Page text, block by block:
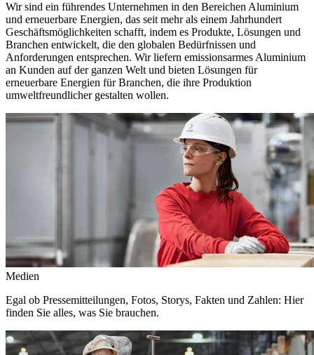
Wir sind ein führendes Unternehmen in den Bereichen Aluminium
und erneuerbare Energien, das seit mehr als einem Jahrhundert
Geschäftsmöglichkeiten schafft, indem es Produkte, Lösungen und
Branchen entwickelt, die den globalen Bedürfnissen und
Anforderungen entsprechen. Wir liefern emissionsarmes Aluminium
an Kunden auf der ganzen Welt und bieten Lösungen für
erneuerbare Energien für Branchen, die ihre Produktion
umweltfreundlicher gestalten wollen.
Medien
Egal ob Pressemitteilungen, Fotos, Storys, Fakten und Zahlen: Hier
finden Sie alles, was Sie brauchen.